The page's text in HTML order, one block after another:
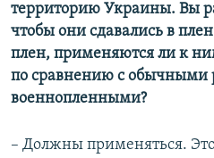
территорию Украины. Вы
чтобы они сдавались в
плен, применяются ли к
по сравнению с обычными
военнопленными?
– Должны применяться.